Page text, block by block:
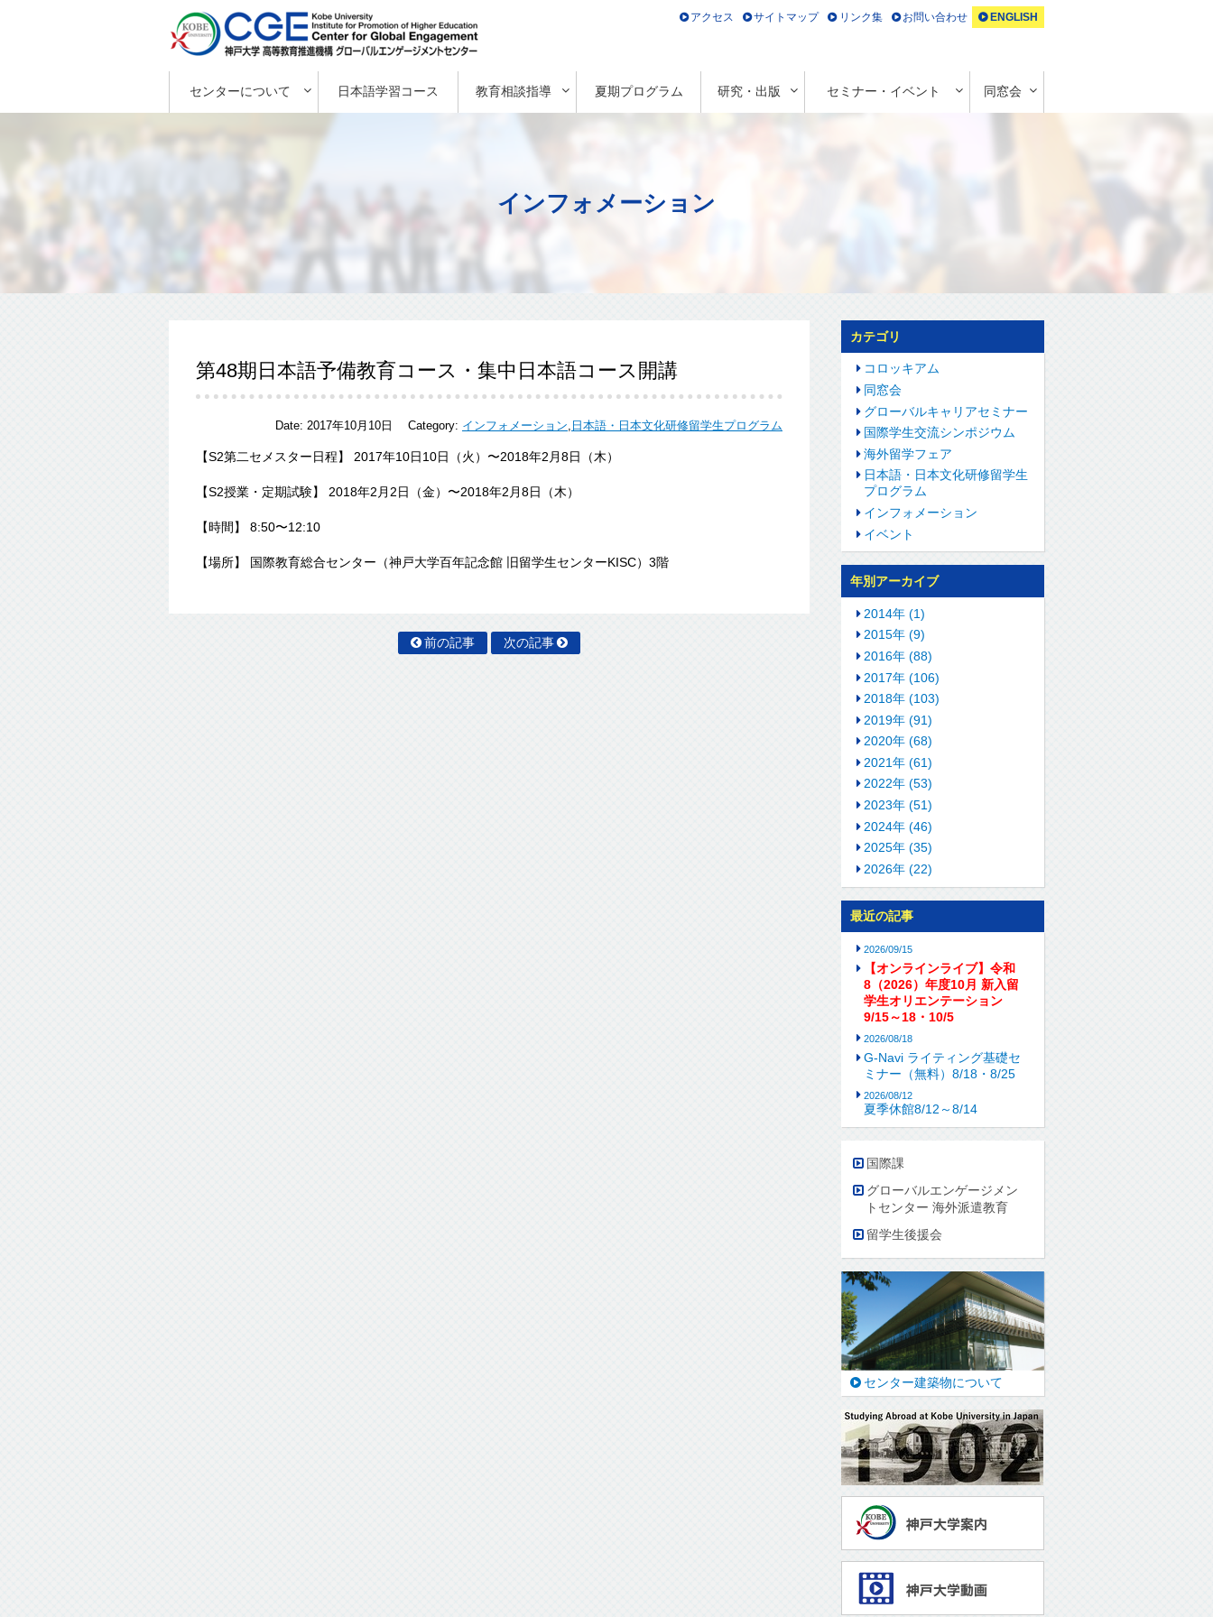
センターについて 日本語学習コース 教育相談指導 夏期プログラム 研究・出版 セミナー・イベント 同窓会
アクセス サイトマップ リンク集 お問い合わせ ENGLISH
インフォメーション
第48期日本語予備教育コース・集中日本語コース開講
Date:2017年10月10日 Category: インフォメーション, 日本語・日本文化研修留学生プログラム
【S2第二セメスター日程】 2017年10日10日（火）〜2018年2月8日（木）
【S2授業・定期試験】 2018年2月2日（金）〜2018年2月8日（木）
【時間】 8:50〜12:10
【場所】 国際教育総合センター（神戸大学百年記念館 旧留学生センターKISC）3階
前の記事 次の記事
カテゴリ
コロッキアム
同窓会
グローバルキャリアセミナー
国際学生交流シンポジウム
海外留学フェア
日本語・日本文化研修留学生
プログラム
インフォメーション
イベント
年別アーカイブ
2014年 (1)
2015年 (9)
2016年 (88)
2017年 (106)
2018年 (103)
2019年 (91)
2020年 (68)
2021年 (61)
2022年 (53)
2023年 (51)
2024年 (46)
2025年 (35)
2026年 (22)
最近の記事
2026/09/15
【オンラインライブ】令和
8（2026）年度10月 新入留
学生オリエンテーション
9/15～18・10/5
2026/08/18
G-Navi ライティング基礎セ
ミナー（無料）8/18・8/25
2026/08/12
夏季休館8/12～8/14
国際課
グローバルエンゲージメン
トセンター 海外派遣教育
留学生後援会
センター建築物について